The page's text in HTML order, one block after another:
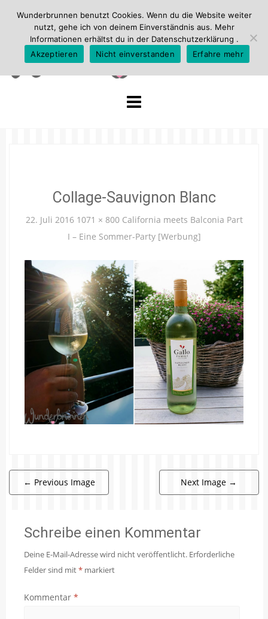
Collage-Sauvignon Blanc
22. Juli 2016 1071 × 800 California meets Balconia Part
I – Eine Sommer-Party [Werbung]
← Previous Image Next Image →
Schreibe einen Kommentar
Deine E-Mail-Adresse wird nicht veröffentlicht. Erforderliche
Felder sind mit* markiert
Kommentar *
Wunderbrunnen benutzt Cookies. Wenn du die Website weiter
nutzt, gehe ich von deinem Einverständnis aus. Mehr
Informationen erhältst du in der Datenschutzerklärung .
Akzeptieren
Nicht einverstanden Erfahre mehr